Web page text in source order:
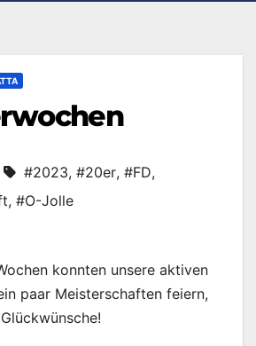
#2023, #20er, #FD,
, #O-Jolle
konnten unsere aktiven
paar Meisterschaften feiern,